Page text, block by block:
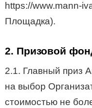
https://www.mann-
Площадка).
2. Призовой
2.1. Главный приз
на выбор
стоимостью не